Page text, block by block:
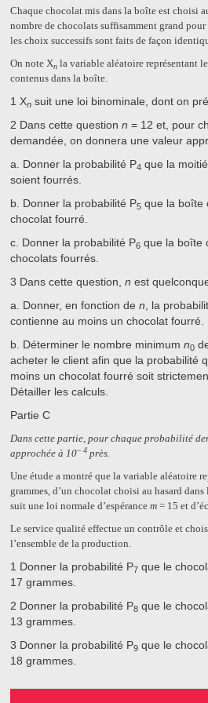
Chaque chocolat mis dans la boîte est choisi
nombre de chocolats suffisamment grand
les choix successifs sont faits de façon
On note Xn la variable aléatoire représentant
contenus dans la boîte.
1 Xn suit une loi binominale, dont on
2 Dans cette questionn = 12 et, pour
demandée, on donnera une valeur
a.
Donner la probabilité P4 que la
soient fourrés.
b. Donner la probabilité P5 que la boîte
chocolat fourré.
c. Donner la probabilité P6 que la boîte
chocolats fourrés.
3 Dans cette question,n est
a.
Donner, en fonction den , la
contienne au moins un chocolat fourré.
b. Déterminer le nombre minimumn0
acheter le client afin que la probabilité
moins un chocolat fourré soit
Détailler les calculs.
Partie C
Dans cette partie, pour chaque probabilité
approchée à 10– 4 près.
Une étude a montré que la variable aléatoire
grammes, d’un chocolat choisi au hasard
suit une loi normale d’espérancem = 15 et
Le service qualité effectue un contrôle et
l’ensemble de la production.
1 Donner la probabilité P7 que le
17 grammes.
2 Donner la probabilité P8 que le
13 grammes.
3 Donner la probabilité P9 que le
18 grammes.